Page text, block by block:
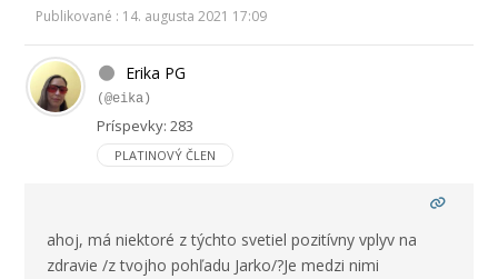
Publikované : 14. augusta 2021 17:09
Erika PG
(@eika)
Príspevky: 283
PLATINOVÝ ČLEN
ahoj, má niektoré z týchto svetiel pozitívny vplyv na
zdravie /z tvojho pohľadu Jarko/?Je medzi nimi